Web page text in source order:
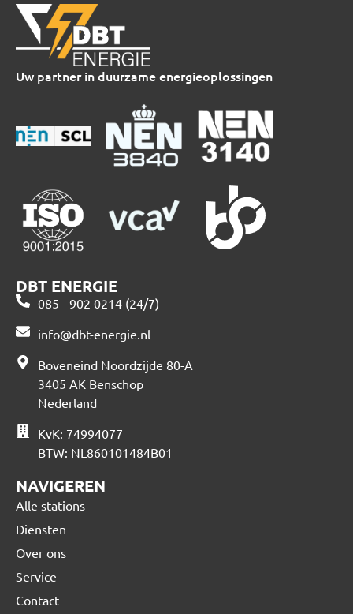
Uw partner in duurzame energieoplossingen
DBT ENERGIE
085 - 902 0214 (24/7)
info@dbt-energie.nl
Boveneind Noordzijde 80-A
3405 AK Benschop
Nederland
KvK: 74994077
BTW: NL860101484B01
NAVIGEREN
Alle stations
Diensten
Over ons
Service
Contact